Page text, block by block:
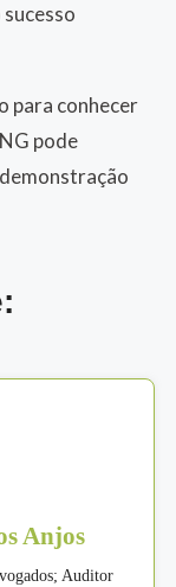
para conhecer
pode
Anjos
Auditor